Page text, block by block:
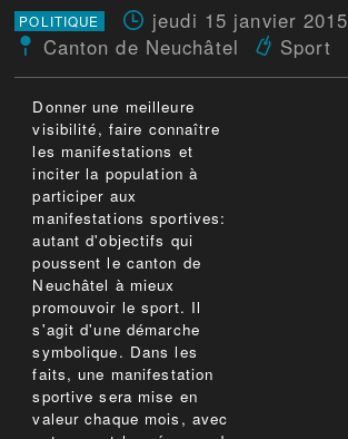
POLITIQUE jeudi 15 janvier 2015
Canton de Neuchâtel
Sport
Donner une meilleure
visibilité, faire connaître
les manifestations et
inciter la population à
participer aux
manifestations sportives:
autant d'objectifs qui
poussent le canton de
Neuchâtel à mieux
promouvoir le sport. Il
s'agit d'une démarche
symbolique. Dans les
faits, une manifestation
sportive sera mise en
valeur chaque mois, avec